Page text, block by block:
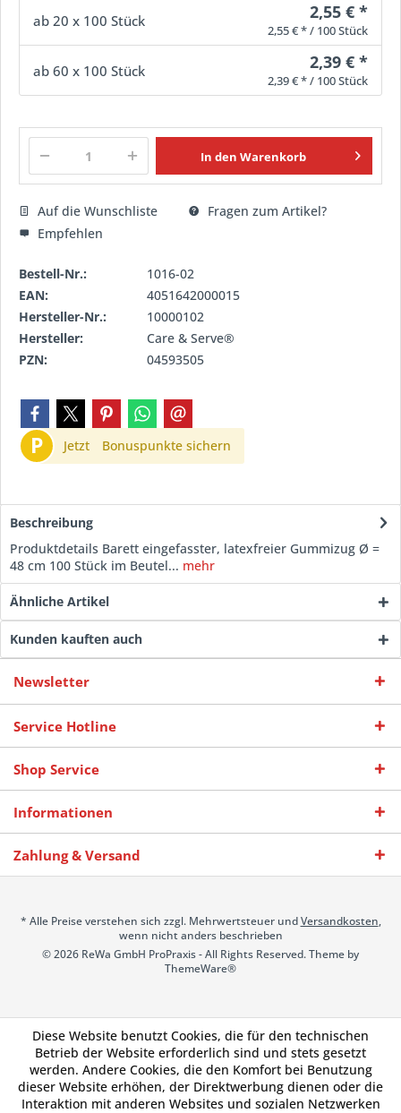
ab 20 x 100 Stück 2,55 € *
2,55 € * / 100 Stück
ab 60 x 100 Stück 2,39 € *
2,39 € * / 100 Stück
In den Warenkorb
Auf die Wunschliste
Fragen zum Artikel?
Empfehlen
Bestell-Nr.:
1016-02
EAN:
4051642000015
Hersteller-Nr.:
10000102
Hersteller:
Care & Serve®
PZN:
04593505
P Jetzt Bonuspunkte sichern
Beschreibung
Produktdetails Barett eingefasster, latexfreier Gummizug Ø =
48 cm 100 Stück im Beutel... mehr
Ähnliche Artikel
Kunden kauften auch
Newsletter
Service Hotline
Shop Service
Informationen
Zahlung & Versand
* Alle Preise verstehen sich zzgl. Mehrwertsteuer undVersandkosten,
wenn nicht anders beschrieben
© 2026 ReWa GmbH ProPraxis - All Rights Reserved. Theme by
ThemeWare®
Diese Website benutzt Cookies, die für den technischen
Betrieb der Website erforderlich sind und stets gesetzt
werden. Andere Cookies, die den Komfort bei Benutzung
dieser Website erhöhen, der Direktwerbung dienen oder die
Interaktion mit anderen Websites und sozialen Netzwerken